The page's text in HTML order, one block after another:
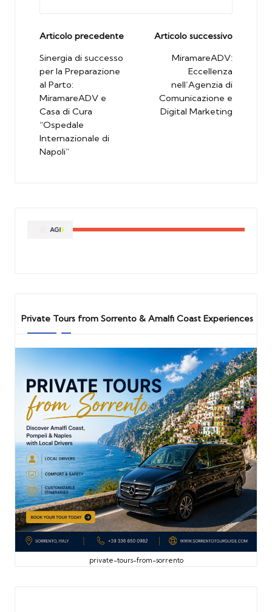
Post
navigation
Articolo precedente
Sinergia di successo
per la Preparazione
al Parto:
MiramareADV e
Casa di Cura
“Ospedale
Internazionale di
Napoli”
Articolo successivo
MiramareADV:
Eccellenza
nell’Agenzia di
Comunicazione e
Digital Marketing
Private Tours from Sorrento & Amalfi Coast Experiences
private-tours-from-sorrento